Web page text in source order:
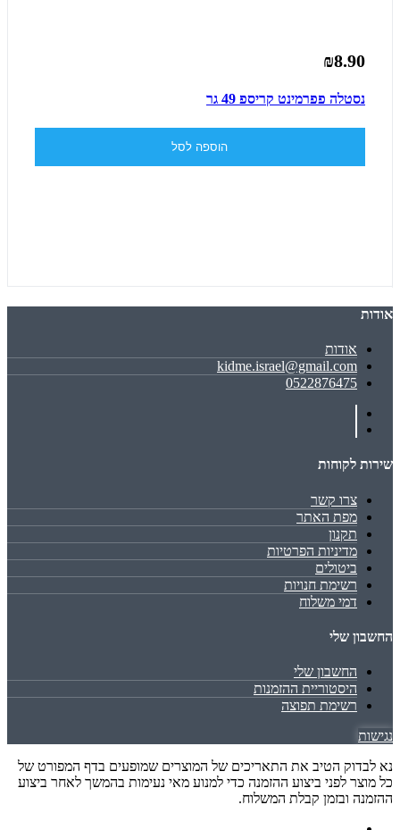
₪8.90
נסטלה פפרמינט קריספ 49 גר
הוספה לסל
אודות
אודות
kidme.israel@gmail.com
0522876475
שירות לקוחות
צרו קשר
מפת האתר
תקנון
מדיניות הפרטיות
ביטולים
רשימת חנויות
דמי משלוח
החשבון שלי
החשבון שלי
היסטוריית ההזמנות
רשימת תפוצה
נגישות
נא לבדוק הטיב את התאריכים של המוצרים שמופעים בדף המפורט של
כל מוצר לפני ביצוע ההזמנה כדי למנוע מאי נעימות בהמשך לאחר ביצוע
ההזמנה ובזמן קבלת המשלוח.